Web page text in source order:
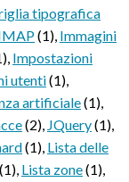
tipografica
(1), Immagini
, Impostazioni
utenti(1),
artificiale(1),
(2), JQuery(1),
(1), Lista delle
(1), Lista zone(1),